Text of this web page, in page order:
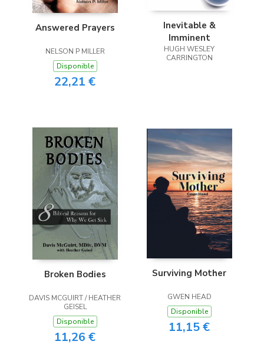
Answered Prayers
NELSON P MILLER
Disponible
22,21 €
Inevitable &
Imminent
HUGH WESLEY
CARRINGTON
Broken Bodies
DAVIS MCGUIRT / HEATHER
GEISEL
Disponible
11,26 €
Surviving Mother
GWEN HEAD
Disponible
11,15 €